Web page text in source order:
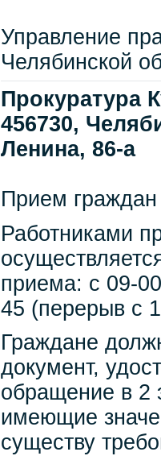
Управление
Челябинской
Прокуратура
456730,
Ленина, 86-а
Прием граждан
Работниками
приема: с 09-
45 (перерыв с
Граждане
документ,
обращение в 2
имеющие
существу